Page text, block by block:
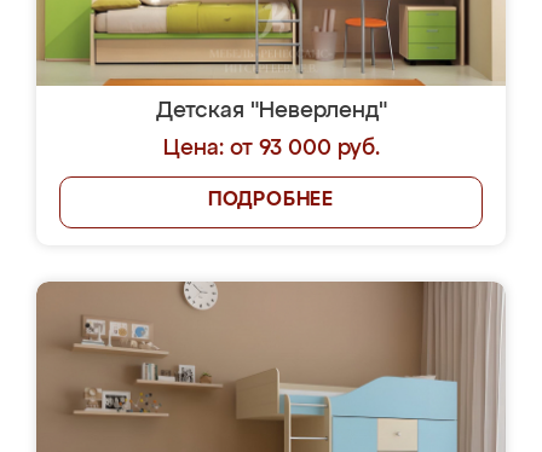
Детская "Неверленд"
Цена: от 93 000 руб.
ПОДРОБНЕЕ